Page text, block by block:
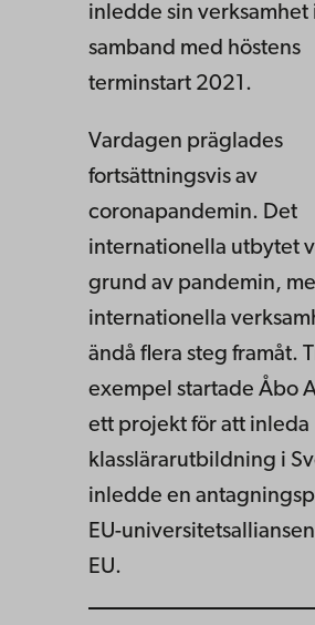
inledde sin verksamhet
samband med höstens
terminstart 2021.
Vardagen präglades
fortsättningsvis av
coronapandemin. Det
internationella utbytet
grund av pandemin,
internationella
ändå flera steg framåt.
exempel startade Åbo
ett projekt för att inleda
klasslärarutbildning i
inledde en
EU-
EU.